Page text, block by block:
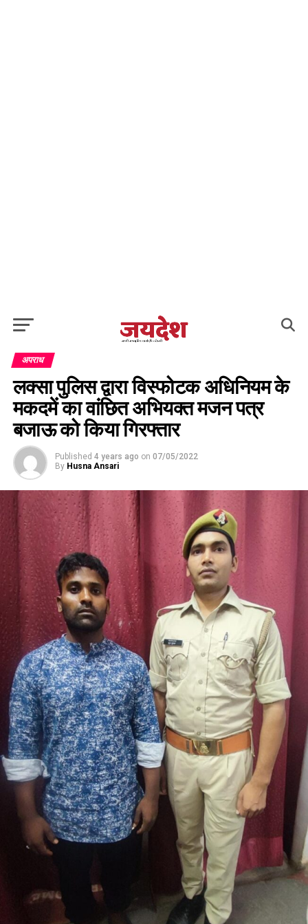
अपराध
लक्सा पुलिस द्वारा विस्फोटक अधिनियम के
मकदमें का वांछित अभियक्त मजन पत्र
बजाऊ को किया गिरफ्तार
Published 4 years ago on 07/05/2022
By Husna Ansari